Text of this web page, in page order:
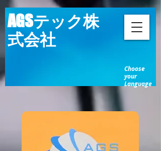
AGSテック株
式会社
Choose
your
Language